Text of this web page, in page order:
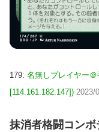
179: 名無しプレイヤー
[114.161.182.147]) 2023/
抹消者格闘コン